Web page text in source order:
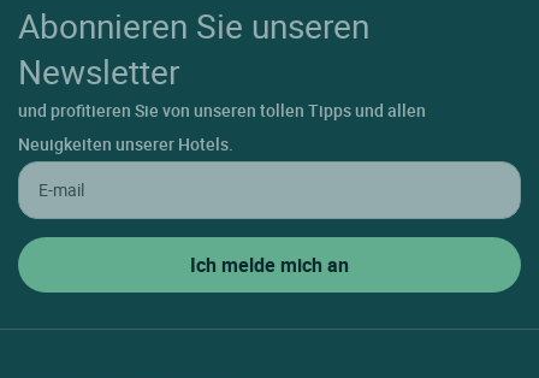
Abonnieren Sie unseren
Newsletter
und profitieren Sie von unseren tollen Tipps und allen
Neuigkeiten unserer Hotels.